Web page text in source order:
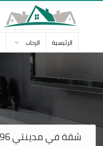
الرئيسية الرحاب
شقة فيمدينتي